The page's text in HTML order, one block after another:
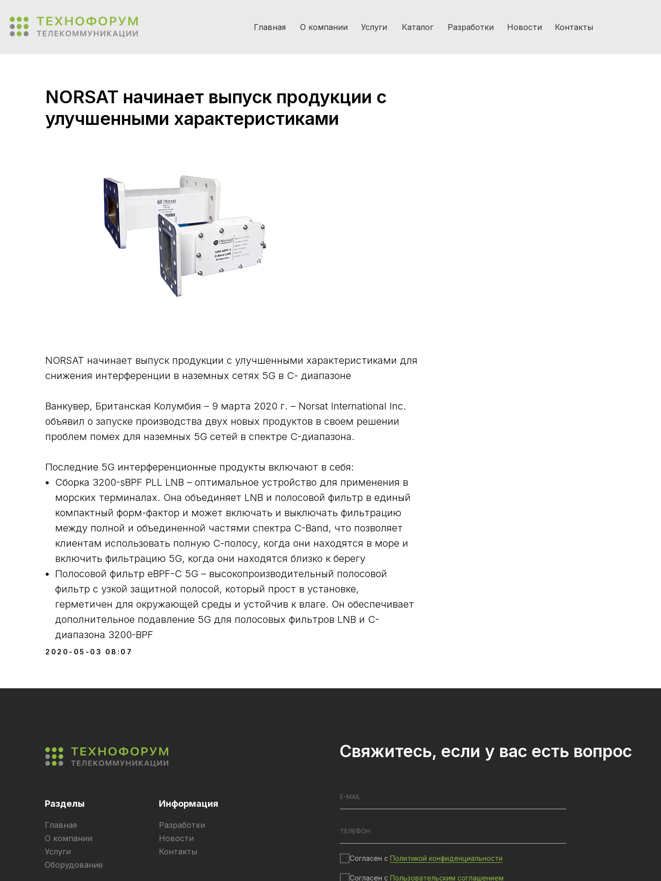
Главная О компании Услуги Каталог Разработки Новости Контакты
NORSAT начинает выпуск продукции с
улучшенными характеристиками
NORSAT начинает выпуск продукции с улучшенными характеристиками для
снижения интерференции в наземных сетях 5G в С- диапазоне
Ванкувер, Британская Колумбия – 9 марта 2020 г. – Norsat International Inc.
объявил о запуске производства двух новых продуктов в своем решении
проблем помех для наземных 5G сетей в спектре C-диапазона.
Последние 5G интерференционные продукты включают в себя:
Сборка 3200-sBPF PLL LNB – оптимальное устройство для применения в
морских терминалах. Она объединяет LNB и полосовой фильтр в единый
компактный форм-фактор и может включать и выключать фильтрацию
между полной и объединенной частями спектра C-Band, что позволяет
клиентам использовать полную С-полосу, когда они находятся в море и
включить фильтрацию 5G, когда они находятся близко к берегу
Полосовой фильтр eBPF-C 5G – высокопроизводительный полосовой
фильтр с узкой защитной полосой, который прост в установке,
герметичен для окружающей среды и устойчив к влаге. Он обеспечивает
дополнительное подавление 5G для полосовых фильтров LNB и C-
диапазона 3200-BPF
2020-05-03 08:07
Разделы Информация
Главная
О компании
Услуги
Оборудование
Разработки
Новости
Контакты
Согласен с Политикой конфиденциальности
Согласен с Пользовательским соглашением
Свяжитесь, если у вас есть вопрос